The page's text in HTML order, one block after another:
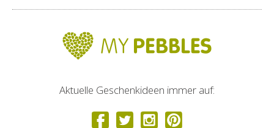
Aktuelle Geschenkideen immer auf: